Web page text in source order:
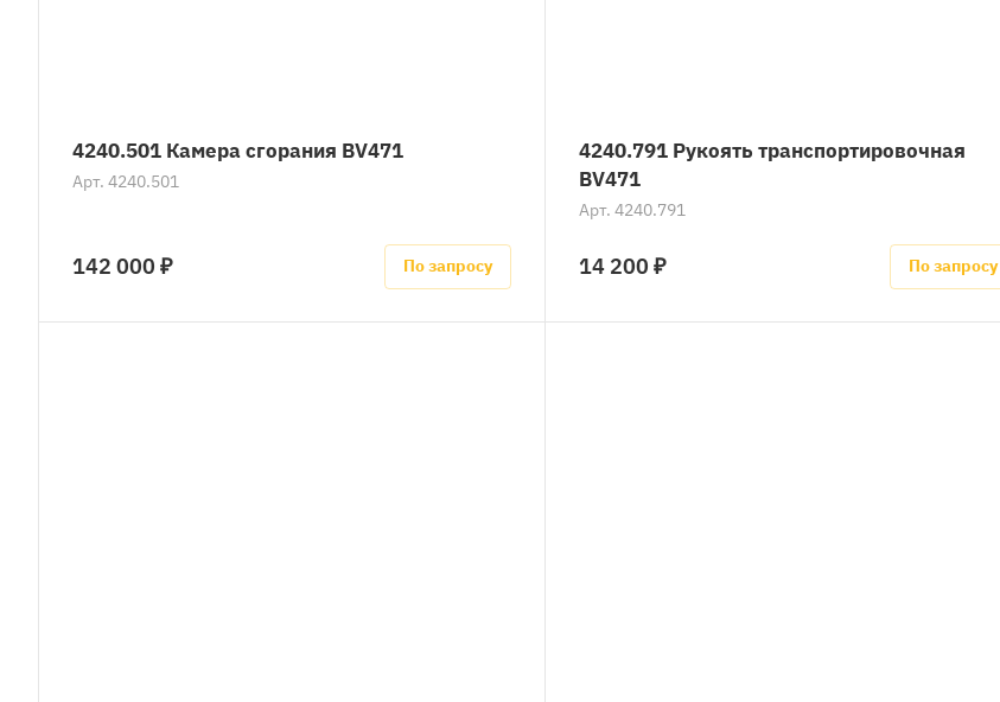
4240.501 Камера сгорания BV471
Арт. 4240.501
142 000 ₽ По запросу
4240.791 Рукоять транспортировочная
BV471
Арт. 4240.791
14 200 ₽ По запросу